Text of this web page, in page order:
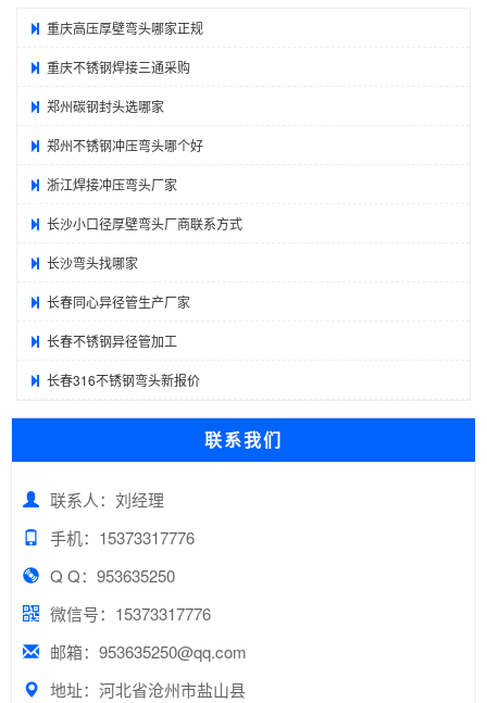
重庆高压厚壁弯头哪家正规
重庆不锈钢焊接三通采购
郑州碳钢封头选哪家
郑州不锈钢冲压弯头哪个好
浙江焊接冲压弯头厂家
长沙小口径厚壁弯头厂商联系方式
长沙弯头找哪家
长春同心异径管生产厂家
长春不锈钢异径管加工
长春316不锈钢弯头新报价
联系我们
联系人：刘经理
手机：15373317776
Q Q：953635250
微信号：15373317776
邮箱：953635250@qq.com
地址：河北省沧州市盐山县